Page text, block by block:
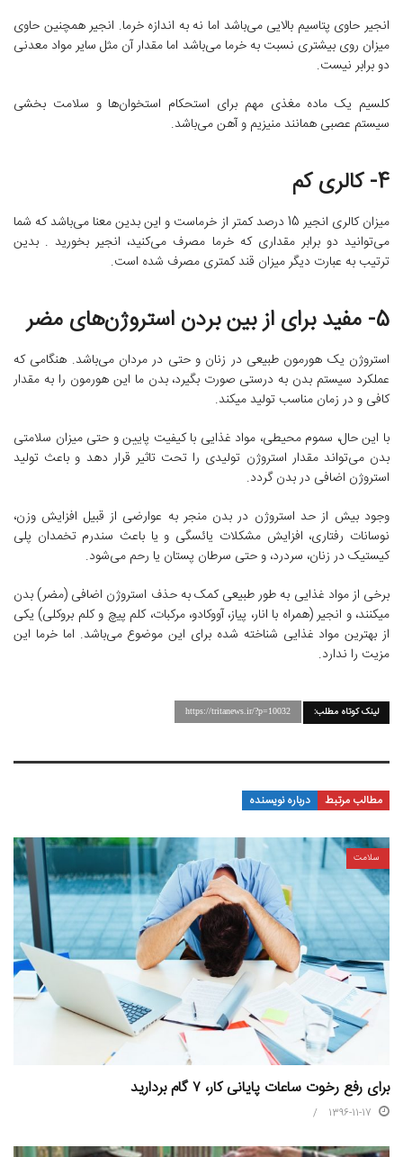
انجیر حاوی پتاسیم بالایی می‌‌باشد اما نه به اندازه خرما. انجیر همچنین حاوی
میزان روی بیشتری نسبت به خرما می‌‌باشد اما مقدار آن مثل سایر مواد معدنی
دو برابر نیست.
کلسیم یک ماده مغذی مهم برای استحکام استخوان‌ها و سلامت بخشی
سیستم عصبی همانند منیزیم و آهن می‌‌باشد.
4- کالری کم
میزان کالری انجیر 15 درصد کمتر از خرماست و این بدین معنا می‌‌باشد که شما
می‌‌توانید دو برابر مقداری که خرما مصرف می‌‌کنید، انجیر بخورید . بدین
ترتیب به عبارت دیگر میزان قند کمتری مصرف شده است.
5- مفید برای از بین بردن استروژن‌‌های مضر
استروژن یک هورمون طبیعی در زنان و حتی در مردان می‌‌باشد. هنگامی که
عملکرد سیستم بدن به درستی صورت بگیرد، بدن ما این هورمون را به مقدار
کافی و در زمان مناسب تولید میکند.
با این حال، سموم محیطی، مواد غذایی با کیفیت پایین و حتی میزان سلامتی
بدن می‌‌تواند مقدار استروژن تولیدی را تحت تاثیر قرار دهد و باعث تولید
استروژن اضافی در بدن گردد.
وجود بیش از حد استروژن در بدن منجر به عوارضی از قبیل افزایش وزن،
نوسانات رفتاری، افزایش مشکلات یائسگی و یا باعث سندرم تخمدان پلی
کیستیک در زنان، سردرد، و حتی سرطان پستان یا رحم می‌‌شود.
برخی از مواد غذایی به طور طبیعی کمک به حذف استروژن اضافی (مضر) بدن
میکنند، و انجیر (همراه با انار، پیاز، آووکادو، مرکبات، کلم پیچ و کلم بروکلی) یکی
از بهترین مواد غذایی شناخته شده برای این موضوع می‌‌باشد. اما خرما این
مزیت را ندارد.
لینک کوتاه مطلب: https://tritanews.ir/?p=10032
مطالب مرتبط درباره نویسنده
سلامت
برای رفع رخوت ساعات پایانی کار، ۷ گام بردارید
1396-11-17